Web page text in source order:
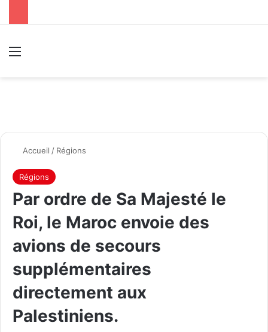
Accueil / Régions
Régions
Par ordre de Sa Majesté le
Roi, le Maroc envoie des
avions de secours
supplémentaires
directement aux
Palestiniens.